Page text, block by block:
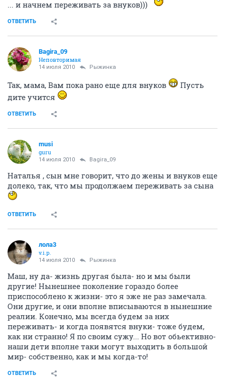
... и начнем переживать за внуков)))
ОТВЕТИТЬ
Bagira_09
Неповторимая
14 июля 2010 Рыжинка
Так, мама, Вам пока рано еще для внуков
Пусть
дите учится
ОТВЕТИТЬ
musi
guru
14 июля 2010 Bagira_09
Наталья , сын мне говорит, что до жены и внуков еще
долеко, так, что мы продолжаем переживать за сына
ОТВЕТИТЬ
лола3
v.i.p.
14 июля 2010 Рыжинка
Маш, ну да- жизнь другая была- но и мы были
другие! Нынешнее поколение гораздо более
приспособлено к жизни- это я эже не раз замечала.
Они другие, и они вполне вписываются в нынешние
реалии. Конечно, мы всегда будем за них
переживать- и когда появятся внуки- тоже будем,
как ни странно! Я по своим сужу... Но вот обьективно-
наши дети вполне таки могут выходить в большой
мир- собственно, как и мы когда-то!
ОТВЕТИТЬ